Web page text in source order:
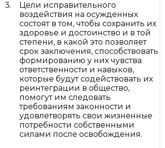
Цели исправительного
воздействия на осужденных
состоят в том, чтобы сохранить их
здоровье и достоинство и в той
степени, в какой это позволяет
срок заключения, способствовать
формированию у них чувства
ответственности и навыков,
которые будут содействовать их
реинтеграции в общество,
помогут им следовать
требованиям законности и
удовлетворять свои жизненные
потребности собственными
силами после освобождения.